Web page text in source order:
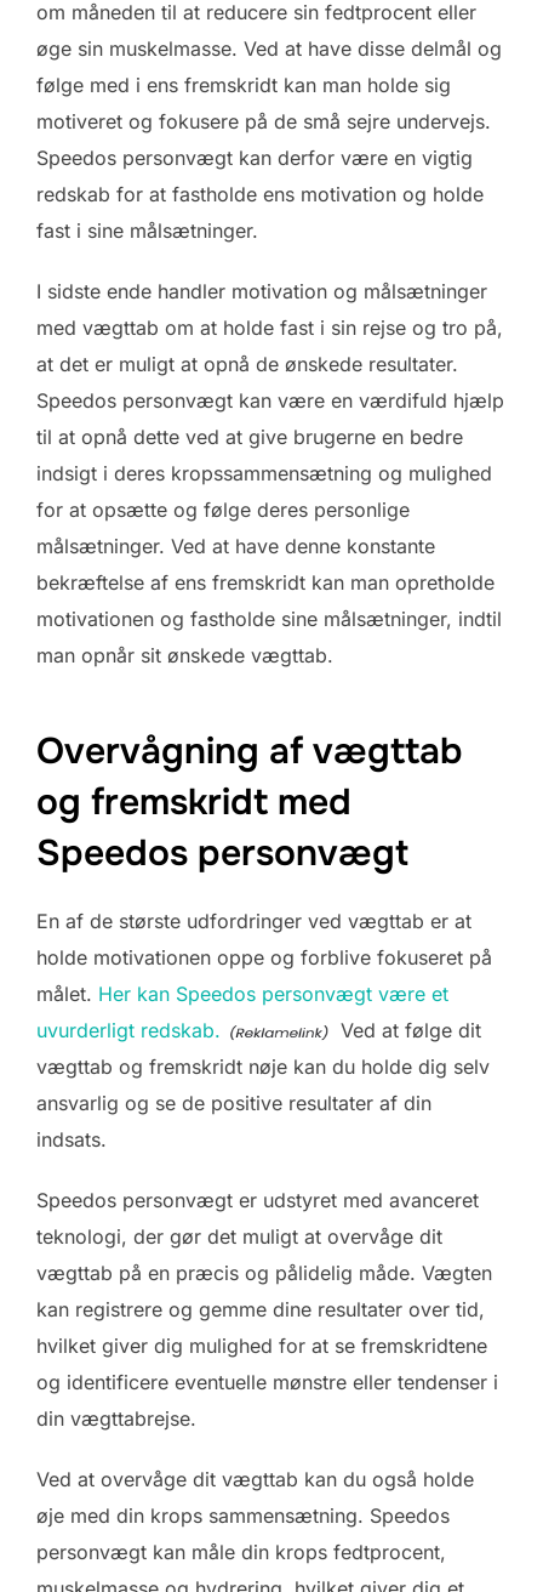
om måneden til at reducere sin fedtprocent eller
øge sin muskelmasse. Ved at have disse delmål og
følge med i ens fremskridt kan man holde sig
motiveret og fokusere på de små sejre undervejs.
Speedos personvægt kan derfor være en vigtig
redskab for at fastholde ens motivation og holde
fast i sine målsætninger.
I sidste ende handler motivation og målsætninger
med vægttab om at holde fast i sin rejse og tro på,
at det er muligt at opnå de ønskede resultater.
Speedos personvægt kan være en værdifuld hjælp
til at opnå dette ved at give brugerne en bedre
indsigt i deres kropssammensætning og mulighed
for at opsætte og følge deres personlige
målsætninger. Ved at have denne konstante
bekræftelse af ens fremskridt kan man opretholde
motivationen og fastholde sine målsætninger, indtil
man opnår sit ønskede vægttab.
Overvågning af vægttab
og fremskridt med
Speedos personvægt
En af de største udfordringer ved vægttab er at
holde motivationen oppe og forblive fokuseret på
målet. Her kan Speedos personvægt være et
uvurderligt redskab.
Ved at følge dit
vægttab og fremskridt nøje kan du holde dig selv
ansvarlig og se de positive resultater af din
indsats.
Speedos personvægt er udstyret med avanceret
teknologi, der gør det muligt at overvåge dit
vægttab på en præcis og pålidelig måde. Vægten
kan registrere og gemme dine resultater over tid,
hvilket giver dig mulighed for at se fremskridtene
og identificere eventuelle mønstre eller tendenser i
din vægttabrejse.
Ved at overvåge dit vægttab kan du også holde
øje med din krops sammensætning. Speedos
personvægt kan måle din krops fedtprocent,